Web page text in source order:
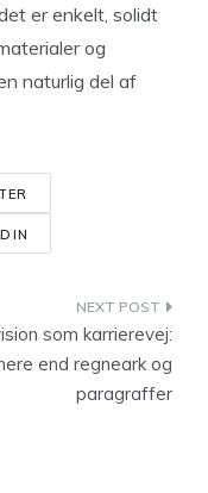
er enkelt, solidt
og
naturlig del af
som karrierevej:
end regneark og
paragraffer